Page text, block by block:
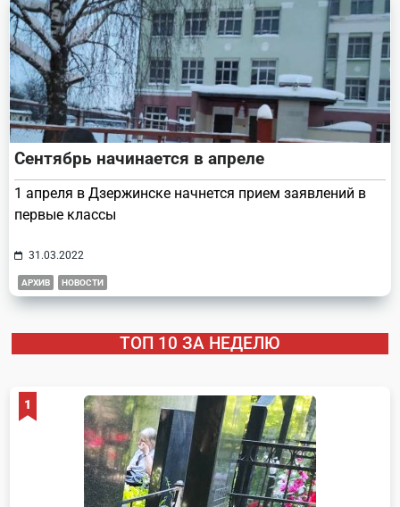
Сентябрь начинается в апреле
1 апреля в Дзержинске начнется прием заявлений в
первые классы
31.03.2022
АРХИВ НОВОСТИ
ТОП 10 ЗА НЕДЕЛЮ